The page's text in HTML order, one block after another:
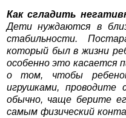
Как сгладить
Дети нуждаются в
стабильности.
который был в жизни
особенно это касается
о том, чтобы
игрушками,
обычно, чаще берите
самым физический